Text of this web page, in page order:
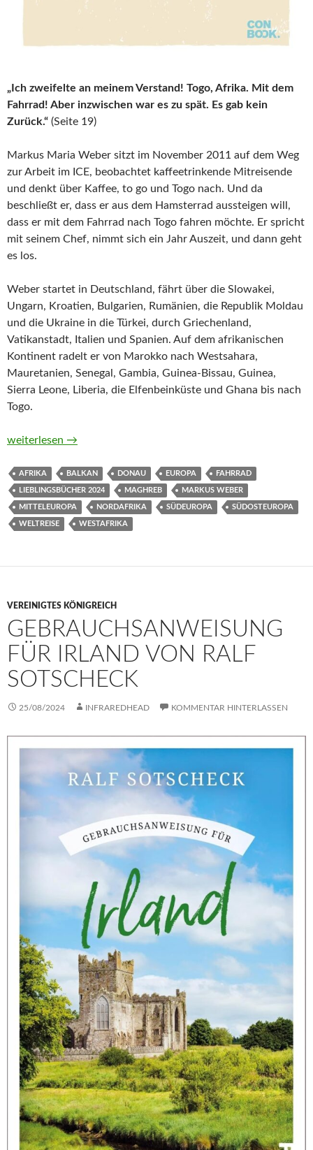
„Ich zweifelte an meinem Verstand! Togo, Afrika. Mit dem
Fahrrad! Aber inzwischen war es zu spät. Es gab kein
Zurück.“ (Seite 19)
Markus Maria Weber sitzt im November 2011 auf dem Weg
zur Arbeit im ICE, beobachtet kaffeetrinkende Mitreisende
und denkt über Kaffee, to go und Togo nach. Und da
beschließt er, dass er aus dem Hamsterrad aussteigen will,
dass er mit dem Fahrrad nach Togo fahren möchte. Er spricht
mit seinem Chef, nimmt sich ein Jahr Auszeit, und dann geht
es los.
Weber startet in Deutschland, fährt über die Slowakei,
Ungarn, Kroatien, Bulgarien, Rumänien, die Republik Moldau
und die Ukraine in die Türkei, durch Griechenland,
Vatikanstadt, Italien und Spanien. Auf dem afrikanischen
Kontinent radelt er von Marokko nach Westsahara,
Mauretanien, Senegal, Gambia, Guinea-Bissau, Guinea,
Sierra Leone, Liberia, die Elfenbeinküste und Ghana bis nach
Togo.
Ein Coffee to go in Togo. Ein Fahrrad, 26 Länder und jede
weiterlesen →
AFRIKA BALKAN DONAU EUROPA FAHRRAD
LIEBLINGSBÜCHER 2024 MAGHREB MARKUS WEBER
MITTELEUROPA NORDAFRIKA SÜDEUROPA SÜDOSTEUROPA
WELTREISE WESTAFRIKA
VEREINIGTES KÖNIGREICH
GEBRAUCHSANWEISUNG
FÜR IRLAND VON RALF
SOTSCHECK
25/08/2024 INFRAREDHEAD KOMMENTAR HINTERLASSEN